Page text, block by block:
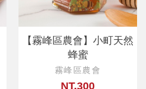
【霧峰區農會】小町天然
蜂蜜
霧峰區農會
NT.300